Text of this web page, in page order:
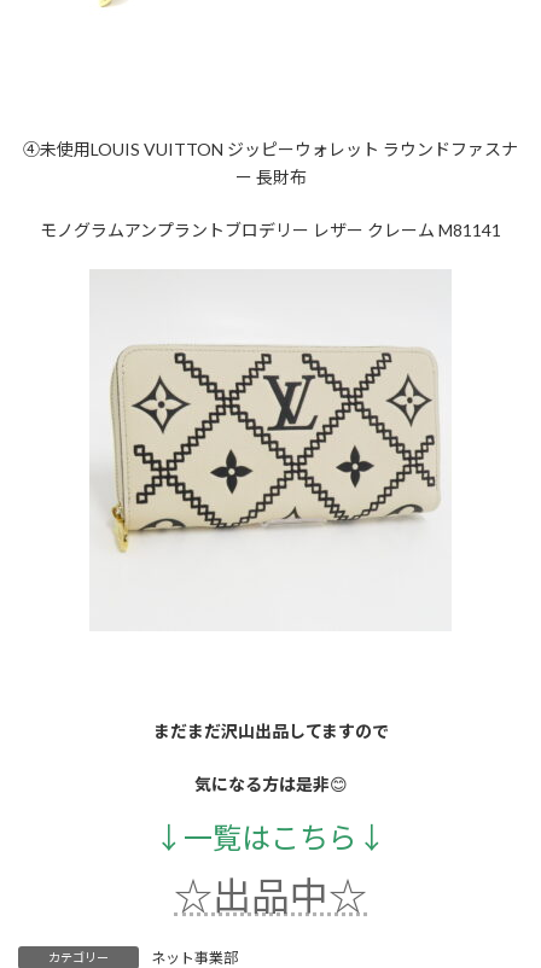
④未使用LOUIS VUITTON ジッピーウォレット ラウンドファスナ
ー 長財布
モノグラムアンプラントブロデリー レザー クレーム M81141
まだまだ沢山出品してますので
気になる方は是非😊
↓一覧はこちら↓
☆出品中☆
カテゴリー ネット事業部